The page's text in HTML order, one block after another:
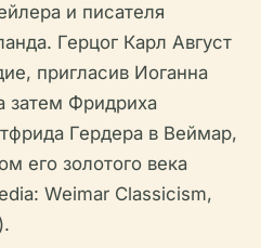
и писателя
Герцог Карл Август
пригласив Иоганна
затем Фридриха
Гердера в Веймар,
его золотого века
Weimar Classicism,